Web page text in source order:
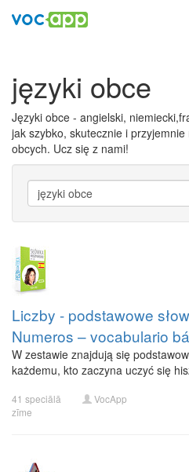
języki obce
Języki obce - angielski,
jak szybko, skutecznie i
obcych. Ucz się z nami!
Liczby - podstawowe
Numeros – vocabulario
W zestawie znajdują się
każdemu, kto zaczyna uczyć się
41 speciālā
zīme
VocApp